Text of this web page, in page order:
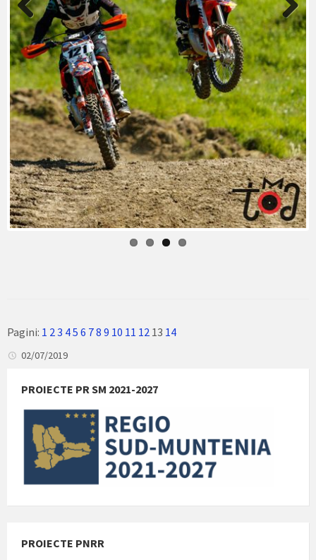
Previ
ous
Next
Pagini: 1 23 45 6 78 9 10 11 12 13 14
02/07/2019
PROIECTE PR SM 2021-2027
PROIECTE PNRR